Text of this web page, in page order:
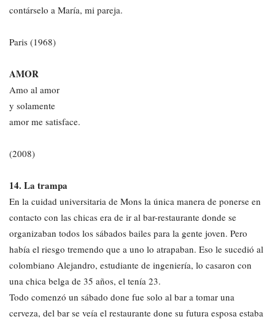
contárselo a María, mi pareja.
Paris (1968)
AMOR
Amo al amor
y solamente
amor me satisface.
(2008)
14. La trampa
En la cuidad universitaria de Mons la única manera de ponerse en
contacto con las chicas era de ir al bar-restaurante donde se
organizaban todos los sábados bailes para la gente joven. Pero
había el riesgo tremendo que a uno lo atrapaban. Eso le sucedió al
colombiano Alejandro, estudiante de ingeniería, lo casaron con
una chica belga de 35 años, el tenía 23.
Todo comenzó un sábado done fue solo al bar a tomar una
cerveza, del bar se veía el restaurante done su futura esposa estaba